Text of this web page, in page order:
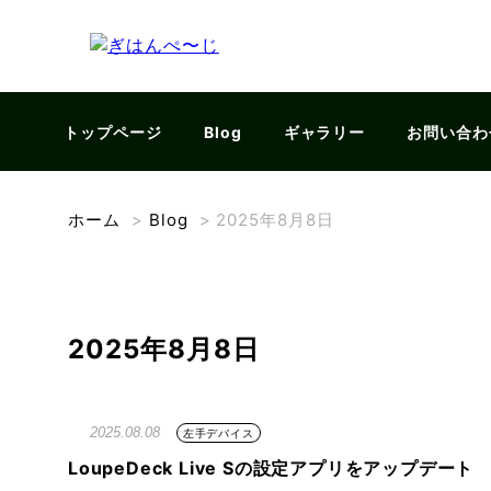
トップページ Blog ギャラリー お問い合
ホーム > Blog > 2025年8月8日
2025年8月8日
2025.08.08 左手デバイス
LoupeDeck Live Sの設定アプリをアップデート